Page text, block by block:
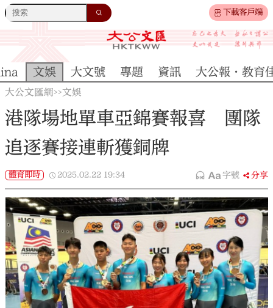
下載客戶端
文娛 大文號 專題 資訊 大公報·教育
大公文匯網>>文娛
港隊場地單車亞錦賽報喜 團隊
追逐賽接連斬獲銅牌
體育即時 2025.02.22 19:34 字號 分享